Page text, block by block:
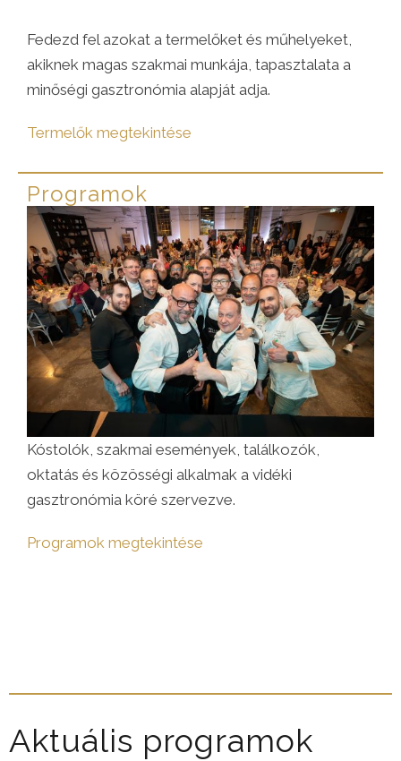
Fedezd fel azokat a termelőket és műhelyeket,
akiknek magas szakmai munkája, tapasztalata a
minőségi gasztronómia alapját adja.
Termelők megtekintése
Programok
Kóstolók, szakmai események, találkozók,
oktatás és közösségi alkalmak a vidéki
gasztronómia köré szervezve.
Programok megtekintése
Aktuális programok